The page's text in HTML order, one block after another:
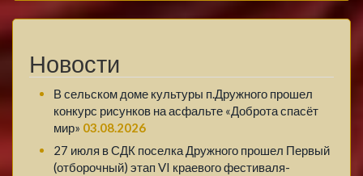
Новости
В сельском доме культуры п.Дружного прошел
конкурс рисунков на асфальте «Доброта спасёт
мир» 03.08.2026
27 июля в СДК поселка Дружного прошел Первый
(отборочный) этап VI краевого фестиваля-